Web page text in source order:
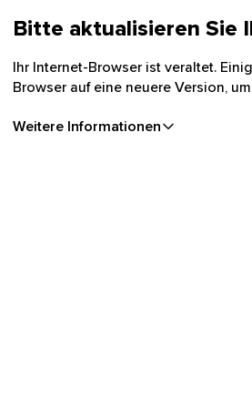
Bitte aktualisieren Sie
Ihr Internet-Browser ist veraltet.
Browser auf eine neuere Version,
Weitere Informationen